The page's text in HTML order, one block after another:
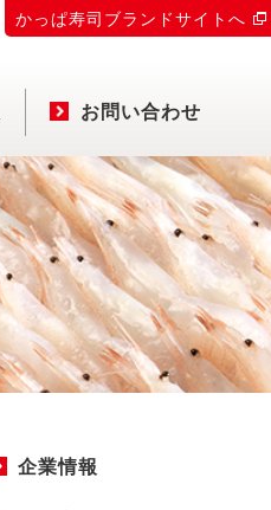
お問い合わせ
かっぱ寿司ブランドサイトへ
企業情報